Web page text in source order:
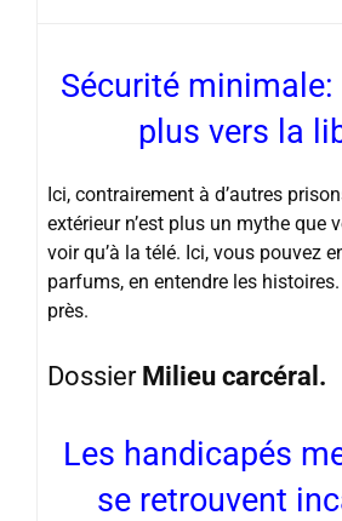
Sécurité minimale:
plus vers la
Ici, contrairement à d’autres
extérieur n’est plus un mythe que
voir qu’à la télé. Ici, vous pouvez
parfums, en entendre les
près.
Dossier Milieu carcéral.
Les handicapés
se retrouvent